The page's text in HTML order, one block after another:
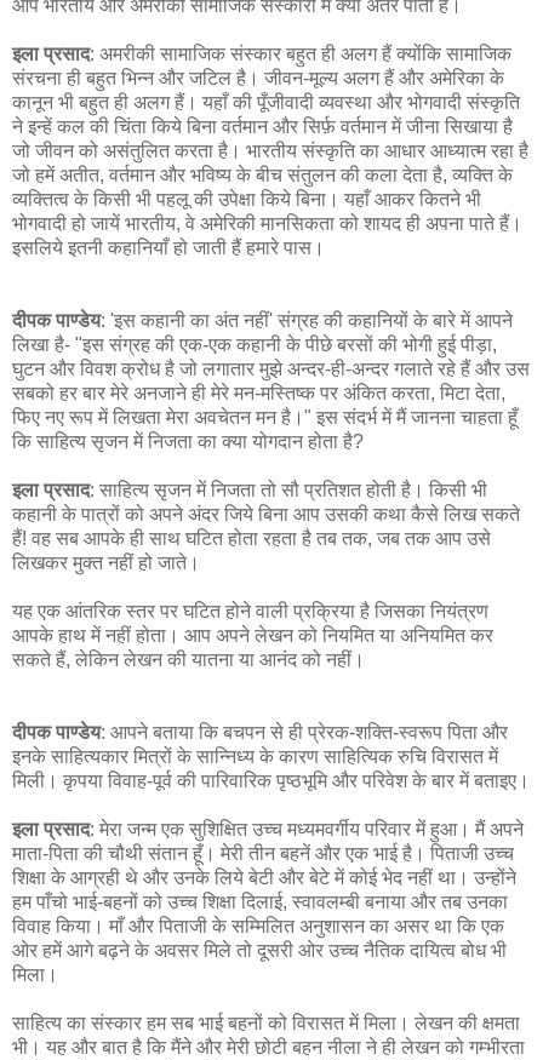
आप भारतीय और अमरीकी सामाजिक संस्कारों में क्या अंतर पाती हैं।
इला प्रसाद: अमरीकी सामाजिक संस्कार बहुत ही अलग हैं क्योंकि सामाजिक
संरचना ही बहुत भिन्न और जटिल है। जीवन-मूल्य अलग हैं और अमेरिका के
कानून भी बहुत ही अलग हैं। यहाँ की पूँजीवादी व्यवस्था और भोगवादी संस्कृति
ने इन्हें कल की चिंता किये बिना वर्तमान और सिर्फ़ वर्तमान में जीना सिखाया है
जो जीवन को असंतुलित करता है। भारतीय संस्कृति का आधार आध्यात्म रहा है
जो हमें अतीत, वर्तमान और भविष्य के बीच संतुलन की कला देता है, व्यक्ति के
व्यक्तित्व के किसी भी पहलू की उपेक्षा किये बिना। यहाँ आकर कितने भी
भोगवादी हो जायें भारतीय, वे अमेरिकी मानसिकता को शायद ही अपना पाते हैं।
इसलिये इतनी कहानियाँ हो जाती हैं हमारे पास।
दीपक पाण्डेय: 'इस कहानी का अंत नहीं' संग्रह की कहानियों के बारे में आपने
लिखा है- "इस संग्रह की एक-एक कहानी के पीछे बरसों की भोगी हुई पीड़ा,
घुटन और विवश क्रोध है जो लगातार मुझे अन्दर-ही-अन्दर गलाते रहे हैं और उस
सबको हर बार मेरे अनजाने ही मेरे मन-मस्तिष्क पर अंकित करता, मिटा देता,
फिए नए रूप में लिखता मेरा अवचेतन मन है।" इस संदर्भ में मैं जानना चाहता हूँ
कि साहित्य सृजन में निजता का क्या योगदान होता है?
इला प्रसाद: साहित्य सृजन में निजता तो सौ प्रतिशत होती है। किसी भी
कहानी के पात्रों को अपने अंदर जिये बिना आप उसकी कथा कैसे लिख सकते
हैं! वह सब आपके ही साथ घटित होता रहता है तब तक, जब तक आप उसे
लिखकर मुक्त नहीं हो जाते।
यह एक आंतरिक स्तर पर घटित होने वाली प्रक्रिया है जिसका नियंत्रण
आपके हाथ में नहीं होता। आप अपने लेखन को नियमित या अनियमित कर
सकते हैं, लेकिन लेखन की यातना या आनंद को नहीं।
दीपक पाण्डेय: आपने बताया कि बचपन से ही प्रेरक-शक्ति-स्वरूप पिता और
इनके साहित्यकार मित्रों के सान्निध्य के कारण साहित्यिक रुचि विरासत में
मिली। कृपया विवाह-पूर्व की पारिवारिक पृष्ठभूमि और परिवेश के बार में बताइए।
इला प्रसाद: मेरा जन्म एक सुशिक्षित उच्च मध्यमवर्गीय परिवार में हुआ। मैं अपने
माता-पिता की चौथी संतान हूँ। मेरी तीन बहनें और एक भाई है। पिताजी उच्च
शिक्षा के आग्रही थे और उनके लिये बेटी और बेटे में कोई भेद नहीं था। उन्होंने
हम पाँचो भाई-बहनों को उच्च शिक्षा दिलाई, स्वावलम्बी बनाया और तब उनका
विवाह किया। माँ और पिताजी के सम्मिलित अनुशासन का असर था कि एक
ओर हमें आगे बढ़ने के अवसर मिले तो दूसरी ओर उच्च नैतिक दायित्व बोध भी
मिला।
साहित्य का संस्कार हम सब भाई बहनों को विरासत में मिला। लेखन की क्षमता
भी। यह और बात है कि मैंने और मेरी छोटी बहन नीला ने ही लेखन को गम्भीरता